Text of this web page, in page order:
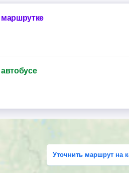
маршрутке
автобусе
Уточнить маршрут на